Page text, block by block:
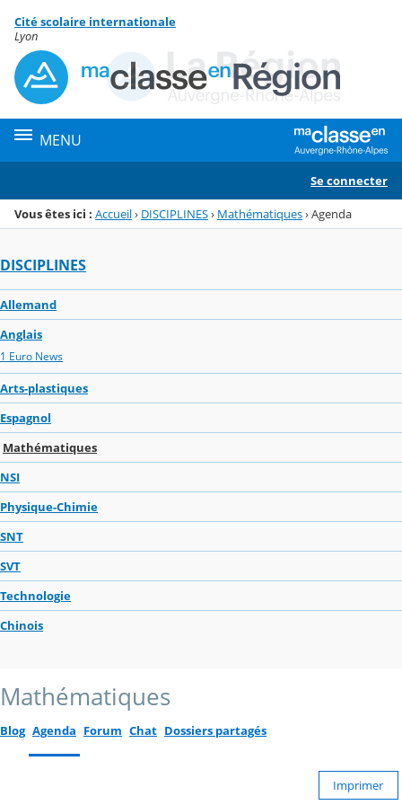
Menu de la rubrique
Contenu
Cité scolaire internationale
Lyon
MENU
Se connecter
Vous êtes ici : Accueil› DISCIPLINES› Mathématiques›Agenda
DISCIPLINES
Allemand
Anglais
1 Euro News
Arts-plastiques
Espagnol
Mathématiques
NSI
Physique-Chimie
SNT
SVT
Technologie
Chinois
Mathématiques
Blog Agenda Forum Chat Dossiers partagés
Imprimer